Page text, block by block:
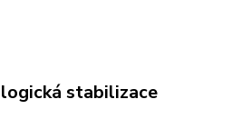
stabilizace